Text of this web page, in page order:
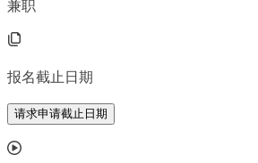
兼职
报名截止日期
请求申请截止日期